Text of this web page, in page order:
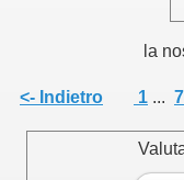
la
<- Indietro 1 ... 7